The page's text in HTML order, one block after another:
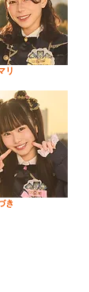
リ
き